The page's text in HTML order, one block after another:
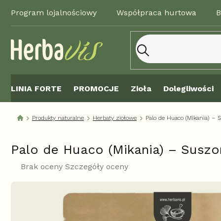
treści
Program lojalnościowy Współpraca hurtowa
LINIA FORTE PROMOCJE Zioła Dolegliwości
Produkty naturalne Herbaty ziołowe Palo de Huaco (Mikania) –
Palo de Huaco (Mikania) –
Średnia
Brak oceny Szczegóły oceny